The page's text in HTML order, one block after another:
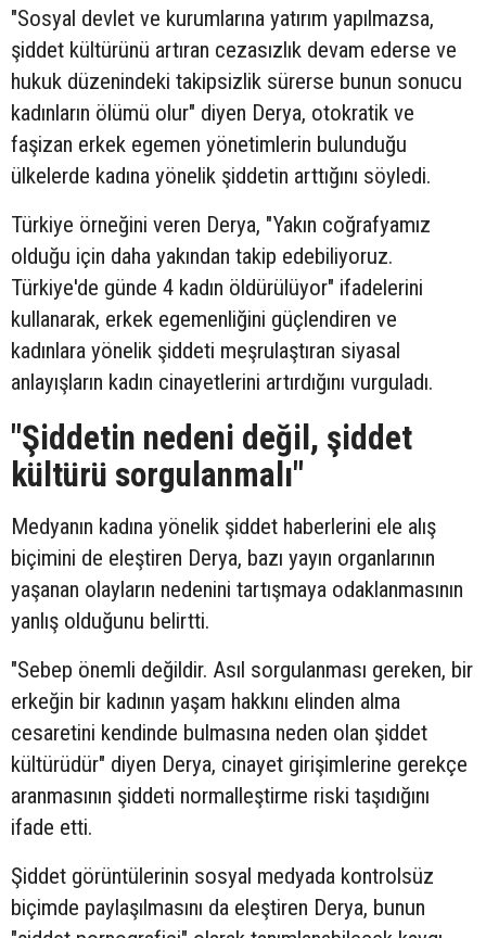
"Sosyal devlet ve kurumlarına yatırım yapılmazsa,
şiddet kültürünü artıran cezasızlık devam ederse ve
hukuk düzenindeki takipsizlik sürerse bunun sonucu
kadınların ölümü olur" diyen Derya, otokratik ve
faşizan erkek egemen yönetimlerin bulunduğu
ülkelerde kadına yönelik şiddetin arttığını söyledi.
Türkiye örneğini veren Derya, "Yakın coğrafyamız
olduğu için daha yakından takip edebiliyoruz.
Türkiye'de günde 4 kadın öldürülüyor" ifadelerini
kullanarak, erkek egemenliğini güçlendiren ve
kadınlara yönelik şiddeti meşrulaştıran siyasal
anlayışların kadın cinayetlerini artırdığını vurguladı.
"Şiddetin nedeni değil, şiddet
kültürü sorgulanmalı"
Medyanın kadına yönelik şiddet haberlerini ele alış
biçimini de eleştiren Derya, bazı yayın organlarının
yaşanan olayların nedenini tartışmaya odaklanmasının
yanlış olduğunu belirtti.
"Sebep önemli değildir. Asıl sorgulanması gereken, bir
erkeğin bir kadının yaşam hakkını elinden alma
cesaretini kendinde bulmasına neden olan şiddet
kültürüdür" diyen Derya, cinayet girişimlerine gerekçe
aranmasının şiddeti normalleştirme riski taşıdığını
ifade etti.
Şiddet görüntülerinin sosyal medyada kontrolsüz
biçimde paylaşılmasını da eleştiren Derya, bunun